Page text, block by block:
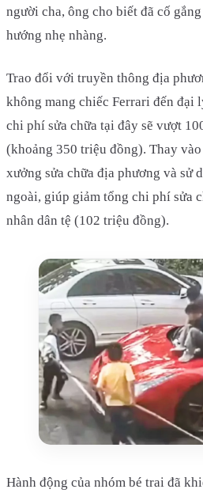
người cha, ông cho biết đã cố
hướng nhẹ nhàng.
Trao đổi với truyền thông địa
không mang chiếc Ferrari đến đại
chi phí sửa chữa tại đây sẽ vượt
(khoảng 350 triệu đồng). Thay
xưởng sửa chữa địa phương và sử
ngoài, giúp giảm tổng chi phí sửa
nhân dân tệ (102 triệu đồng).
Hành động của nhóm bé trai đã